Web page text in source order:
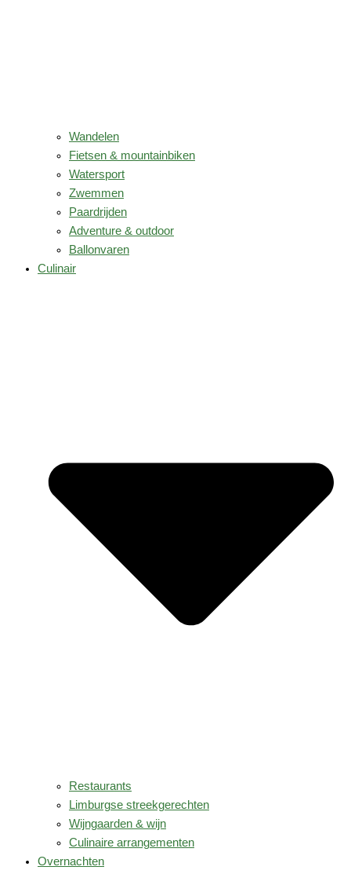
Wandelen
Fietsen & mountainbiken
Watersport
Zwemmen
Paardrijden
Adventure & outdoor
Ballonvaren
Culinair
Restaurants
Limburgse streekgerechten
Wijngaarden & wijn
Culinaire arrangementen
Overnachten